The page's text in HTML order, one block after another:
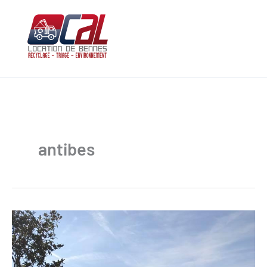
contenu
antibes
Location
de
mini-
bennes
à